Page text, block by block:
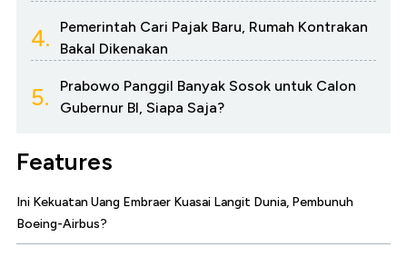
4.
Pemerintah Cari Pajak Baru, Rumah Kontrakan
Bakal Dikenakan
5.
Prabowo Panggil Banyak Sosok untuk Calon
Gubernur BI, Siapa Saja?
Features
Ini Kekuatan Uang Embraer Kuasai Langit Dunia, Pembunuh
Boeing-Airbus?